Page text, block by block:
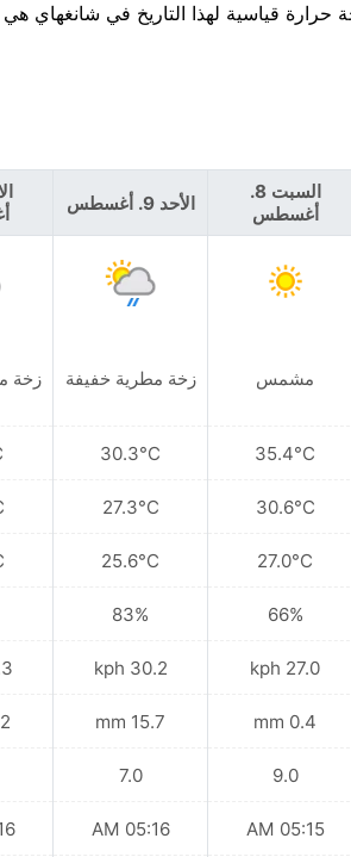
السبت 8.
أغسطس
مشمس
35.4°C
30.6°C
27.0°C
66%
27.0 kph
0.4 mm
9.0
05:15 AM
الأحد 9. أغسطس
زخة مطرية خفيفة
30.3°C
27.3°C
25.6°C
83%
30.2 kph
15.7 mm
7.0
05:16 AM
زخة